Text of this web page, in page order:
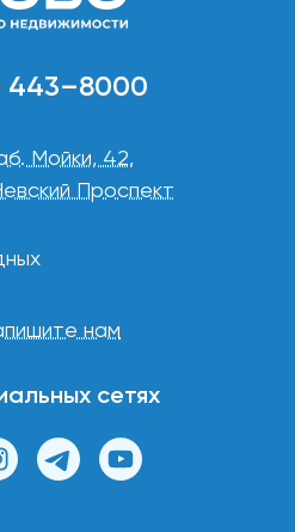
443–8000
Мойки, 42,
Проспект
нам
сетях